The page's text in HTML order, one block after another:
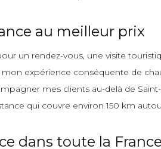
au meilleur prix
un rendez-vous, une visite
expérience conséquente de
mes clients au-delà de
qui couvre environ 150 km
dans toute la France